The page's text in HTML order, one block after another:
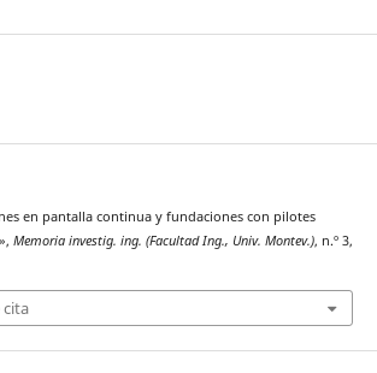
en pantalla continua y fundaciones con pilotes
Memoria investig. ing. (Facultad Ing., Univ. Montev.), n.º 3,
cita